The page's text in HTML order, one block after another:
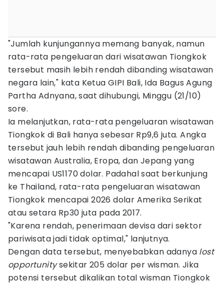
"Jumlah kunjungannya memang banyak, namun
rata-rata pengeluaran dari wisatawan Tiongkok
tersebut masih lebih rendah dibanding wisatawan
negara lain," kata Ketua GIPI Bali, Ida Bagus Agung
Partha Adnyana, saat dihubungi, Minggu (21/10)
sore.
Ia melanjutkan, rata-rata pengeluaran wisatawan
Tiongkok di Bali hanya sebesar Rp9,6 juta. Angka
tersebut jauh lebih rendah dibanding pengeluaran
wisatawan Australia, Eropa, dan Jepang yang
mencapai US1170 dolar. Padahal saat berkunjung
ke Thailand, rata-rata pengeluaran wisatawan
Tiongkok mencapai 2026 dolar Amerika Serikat
atau setara Rp30 juta pada 2017.
"Karena rendah, penerimaan devisa dari sektor
pariwisata jadi tidak optimal," lanjutnya.
Dengan data tersebut, menyebabkan adanya lost
opportunitysekitar 205 dolar per wisman. Jika
potensi tersebut dikalikan total wisman Tiongkok